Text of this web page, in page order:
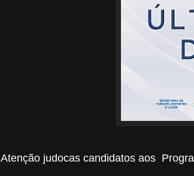
Atenção judocas candidatos aos